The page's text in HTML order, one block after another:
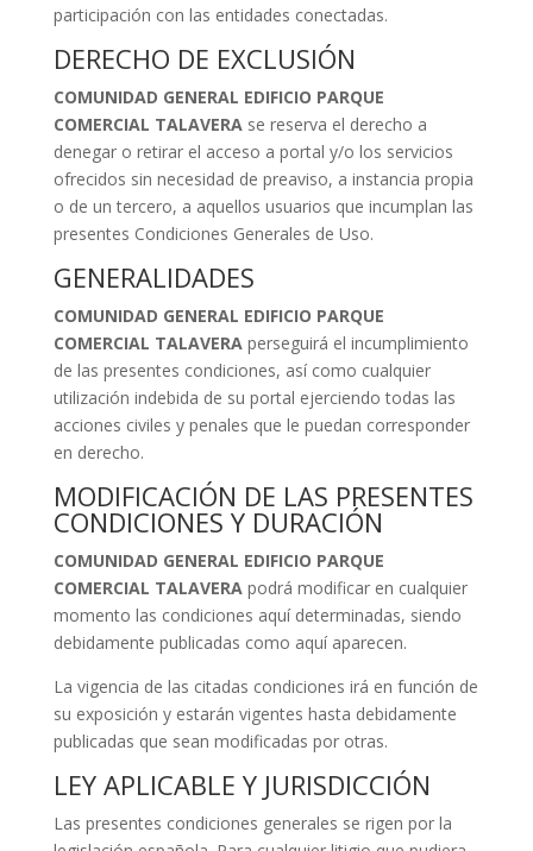
participación con las entidades conectadas.
DERECHO DE EXCLUSIÓN
COMUNIDAD GENERAL EDIFICIO PARQUE
COMERCIAL TALAVERA se reserva el derecho a
denegar o retirar el acceso a portal y/o los servicios
ofrecidos sin necesidad de preaviso, a instancia propia
o de un tercero, a aquellos usuarios que incumplan las
presentes Condiciones Generales de Uso.
GENERALIDADES
COMUNIDAD GENERAL EDIFICIO PARQUE
COMERCIAL TALAVERA perseguirá el incumplimiento
de las presentes condiciones, así como cualquier
utilización indebida de su portal ejerciendo todas las
acciones civiles y penales que le puedan corresponder
en derecho.
MODIFICACIÓN DE LAS PRESENTES
CONDICIONES Y DURACIÓN
COMUNIDAD GENERAL EDIFICIO PARQUE
COMERCIAL TALAVERApodrá modificar en cualquier
momento las condiciones aquí determinadas, siendo
debidamente publicadas como aquí aparecen.
La vigencia de las citadas condiciones irá en función de
su exposición y estarán vigentes hasta debidamente
publicadas que sean modificadas por otras.
LEY APLICABLE Y JURISDICCIÓN
Las presentes condiciones generales se rigen por la